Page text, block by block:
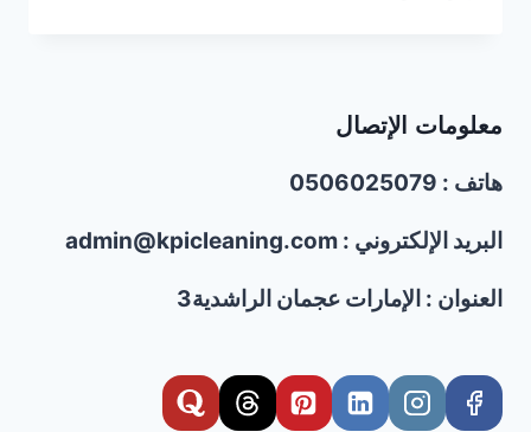
|
طارد
معلومات الإتصال
هاتف : 0506025079
البريد الإلكتروني : admin@kpicleaning.com
العنوان : الإمارات عجمان الراشدية3